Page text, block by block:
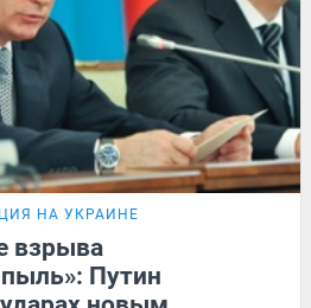
НА УКРАИНЕ
взрыва
Путин